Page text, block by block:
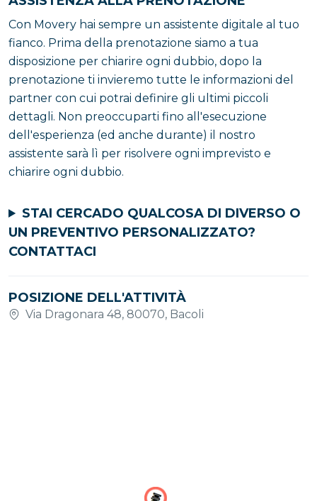
Con Movery hai sempre un assistente digitale al tuo
fianco. Prima della prenotazione siamo a tua
disposizione per chiarire ogni dubbio, dopo la
prenotazione ti invieremo tutte le informazioni del
partner con cui potrai definire gli ultimi piccoli
dettagli. Non preoccuparti fino all'esecuzione
dell'esperienza (ed anche durante) il nostro
assistente sarà lì per risolvere ogni imprevisto e
chiarire ogni dubbio.
STAI CERCADO QUALCOSA DI DIVERSO O
UN PREVENTIVO PERSONALIZZATO?
CONTATTACI
POSIZIONE DELL'ATTIVITÀ
Via Dragonara 48, 80070, Bacoli